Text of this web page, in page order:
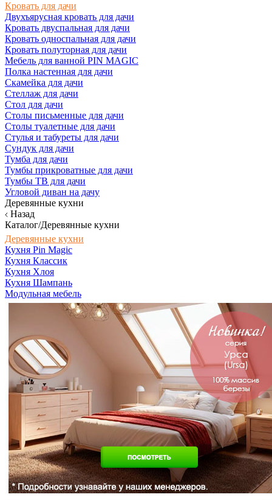
Кровать для дачи
Двухъярусная кровать для дачи
Кровать двуспальная для дачи
Кровать односпальная для дачи
Кровать полуторная для дачи
Мебель для ванной PIN MAGIC
Полка настенная для дачи
Скамейка для дачи
Стеллаж для дачи
Стол для дачи
Столы письменные для дачи
Столы туалетные для дачи
Стулья и табуреты для дачи
Сундук для дачи
Тумба для дачи
Тумбы прикроватные для дачи
Тумбы ТВ для дачи
Угловой диван на дачу
Деревянные кухни
Назад
Каталог/Деревянные кухни
Деревянные кухни
Кухня Pin Magic
Кухня Классик
Кухня Хлоя
Кухня Шампань
Модульная мебель